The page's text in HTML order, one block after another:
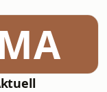
MA